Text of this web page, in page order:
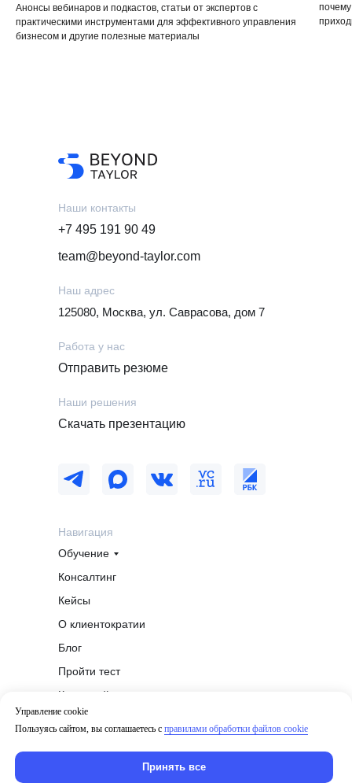
Анонсы вебинаров и подкастов, статьи от экспертов с
практическими инструментами для эффективного управления
бизнесом и другие полезные материалы
Навигация
Обучение
Консалтинг
Кейсы
О клиентократии
Блог
Пройти тест
Карта сайта
Наши контакты
Наш адрес
Работа у нас
+7 495 191 90 49
125080, Москва, ул. Саврасова, дом 7
team@beyond-taylor.com
Отправить резюме
Наши решения
Скачать презентацию
Политика конфиденциальности
Политика обработки файлов cookie
Управление cookie
Пользуясь сайтом, вы соглашаетесь с правилами обработки файлов cookie
Принять все